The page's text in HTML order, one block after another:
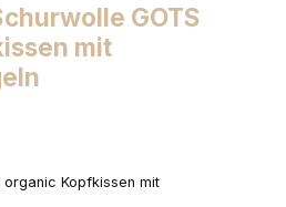
GOTS
mit